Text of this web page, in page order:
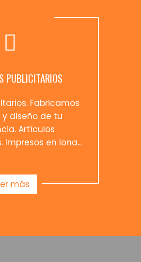
PUBLICITARIOS
Fabricamos
diseño de tu
Artículos
Impresos en lona...
más
9
3
8
2
1
9